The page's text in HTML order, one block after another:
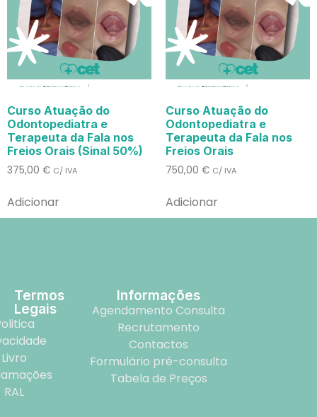
Curso Atuação do
Odontopediatra e
Terapeuta da Fala nos
Freios Orais (Sinal 50%)
375,00 € C/ IVA
Adicionar
Curso Atuação do
Odontopediatra e
Terapeuta da Fala nos
Freios Orais
750,00 € C/ IVA
Adicionar
Termos
Legais
Livro
RAL
Informações
Agendamento Consulta
Recrutamento
Contactos
Formulário pré-consulta
Tabela de Preços